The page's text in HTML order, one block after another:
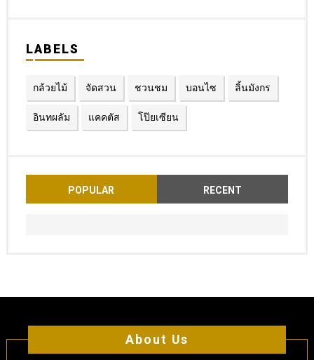
LABELS
กล้วยไม้ จัดสวน ชวนชม บอนไซ ลิ้นมังกร
อินทผลัม แคคตัส โป๊ยเซียน
POPULAR RECENT
About Us